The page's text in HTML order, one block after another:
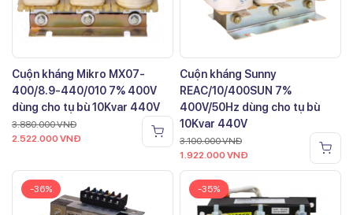
Cuộn kháng Mikro MX07-
400/8.9-440/010 7% 400V
dùng cho tụ bù 10Kvar 440V
3.880.000VNĐ
2.522.000 VNĐ
Cuộn kháng Sunny
REAC/10/400SUN 7%
400V/50Hz dùng cho tụ bù
10Kvar 440V
3.100.000VNĐ
1.922.000 VNĐ
-36% -35%